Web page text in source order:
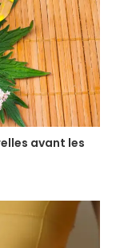
avant les